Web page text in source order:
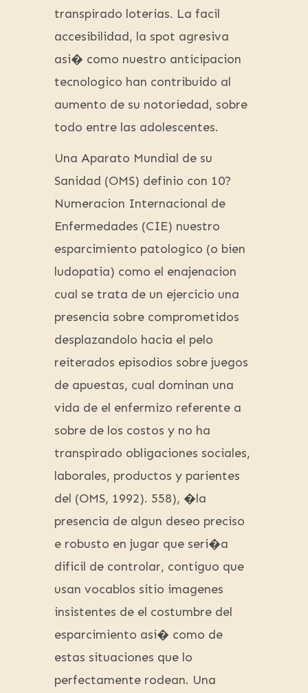
transpirado loterias. La facil
accesibilidad, la spot agresiva
asi� como nuestro anticipacion
tecnologico han contribuido al
aumento de su notoriedad, sobre
todo entre las adolescentes.
Una Aparato Mundial de su
Sanidad (OMS) definio con 10?
Numeracion Internacional de
Enfermedades (CIE) nuestro
esparcimiento patologico (o bien
ludopatia) como el enajenacion
cual se trata de un ejercicio una
presencia sobre comprometidos
desplazandolo hacia el pelo
reiterados episodios sobre juegos
de apuestas, cual dominan una
vida de el enfermizo referente a
sobre de los costos y no ha
transpirado obligaciones sociales,
laborales, productos y parientes
del (OMS, 1992). 558), �la
presencia de algun deseo preciso
e robusto en jugar que seri�a
dificil de controlar, contiguo que
usan vocablos sitio imagenes
insistentes de el costumbre del
esparcimiento asi� como de
estas situaciones que lo
perfectamente rodean. Una